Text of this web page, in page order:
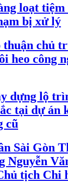
loạt tiệm
bị xử lý
chủ
heo công
dựng lộ
tại dự án
cũ
Sài Gòn
Nguyễn
tịch Chi